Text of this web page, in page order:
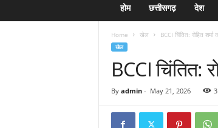
k
होम छत्तीसगढ़ देश
Home खेल BCCI चिंतित: रोहित
खेल
BCCI चिंतित:
By admin- May 21, 2026